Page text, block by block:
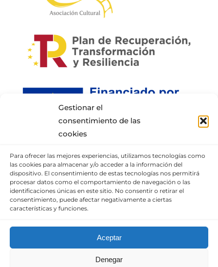
Gestionar el
consentimiento de las
cookies
Para ofrecer las mejores experiencias, utilizamos tecnologías como
las cookies para almacenar y/o acceder a la información del
dispositivo. El consentimiento de estas tecnologías nos permitirá
procesar datos como el comportamiento de navegación o las
identificaciones únicas en este sitio. No consentir o retirar el
consentimiento, puede afectar negativamente a ciertas
características y funciones.
Aceptar
Denegar
INFORMACIÓN DE CONTACTO
Puedes llamar al móvil:+34 652337807,
enviarnos un correo
o visita nuestra